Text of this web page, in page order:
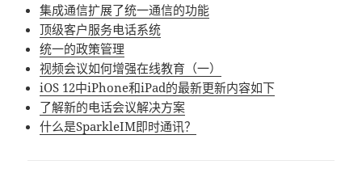
集成通信扩展了统一通信的功能
顶级客户服务电话系统
统一的政策管理
视频会议如何增强在线教育（一）
iOS 12中iPhone和iPad的最新更新内容如下
了解新的电话会议解决方案
什么是SparkleIM即时通讯？